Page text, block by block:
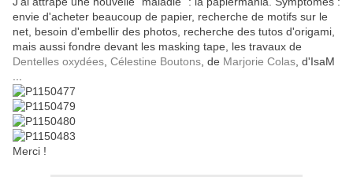
envie d'acheter beaucoup de papier, recherche de motifs sur le
net, besoin d'embellir des photos, recherche des tutos d'origami,
mais aussi fondre devant les masking tape, les travaux de
Dentelles oxydées Célestine Boutons , de Marjorie Colas , d'IsaM
Merci !